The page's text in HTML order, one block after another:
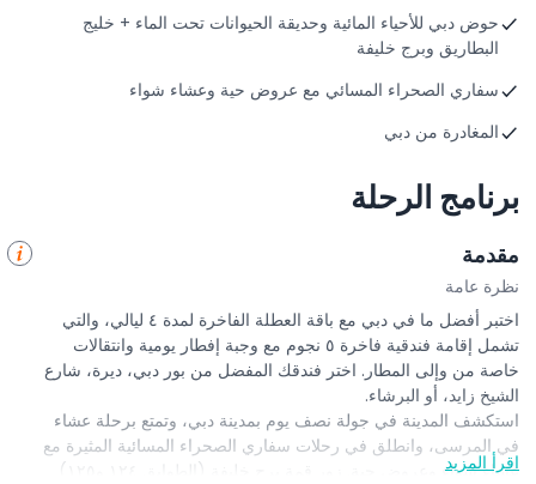
حوض دبي للأحياء المائية وحديقة الحيوانات تحت الماء + خليج
البطاريق وبرج خليفة
سفاري الصحراء المسائي مع عروض حية وعشاء شواء
المغادرة من دبي
برنامج الرحلة
مقدمة
نظرة عامة
اختبر أفضل ما في دبي مع باقة العطلة الفاخرة لمدة ٤ ليالي، والتي
تشمل إقامة فندقية فاخرة ٥ نجوم مع وجبة إفطار يومية وانتقالات
خاصة من وإلى المطار. اختر فندقك المفضل من بور دبي، ديرة، شارع
الشيخ زايد، أو البرشاء.
استكشف المدينة في جولة نصف يوم بمدينة دبي، وتمتع برحلة عشاء
في المرسى، وانطلق في رحلات سفاري الصحراء المسائية المثيرة مع
عشاء شواء وعروض حية. زور قمة برج خليفة (الطوابق ١٢٤ و١٢٥)
اقرأ المزيد